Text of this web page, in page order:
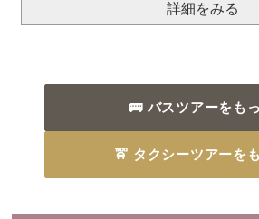
詳細をみる
🚌 バスツアーをも
🚖 タクシーツアーを